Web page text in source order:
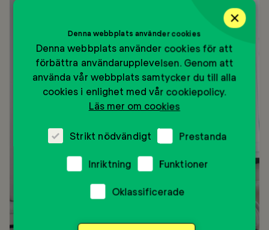
×
Denna webbplats använder cookies
Denna webbplats använder cookies för att
förbättra användarupplevelsen. Genom att
använda vår webbplats samtycker du till alla
cookies i enlighet med vår cookiepolicy.
Läs mer om cookies
Strikt nödvändigt Prestanda
Inriktning Funktioner
Oklassificerade